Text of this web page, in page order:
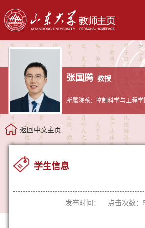
张国腾 教授
所属院系：控制科学与工程学
返回中文主页
学生信息
发布时间： 点击次数：